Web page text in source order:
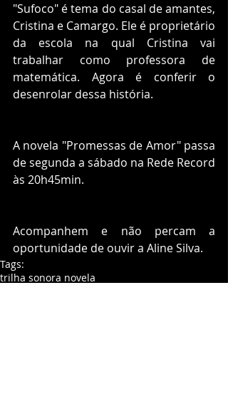
"Sufoco" é tema do casal de amantes,
Cristina e Camargo. Ele é proprietário
da escola na qual Cristina vai
trabalhar como professora de
matemática. Agora é conferir o
desenrolar dessa história.
A novela "Promessas de Amor" passa
de segunda a sábado na Rede Record
às 20h45min.
Acompanhem e não percam a
oportunidade de ouvir a Aline Silva.
Tags:
trilha sonora novela